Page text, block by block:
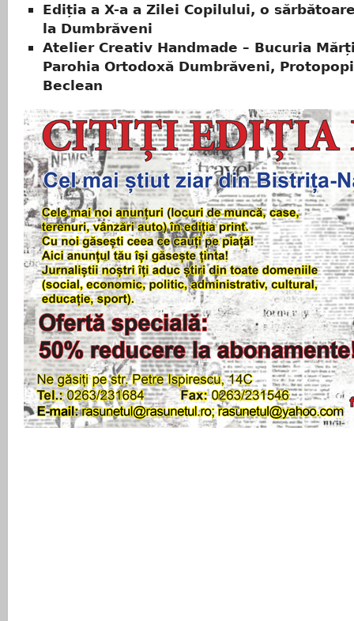
Ediția a X-a a Zilei Copilului, o
la Dumbrăveni
Atelier Creativ Handmade – Bucuria
Parohia Ortodoxă Dumbrăveni,
Beclean